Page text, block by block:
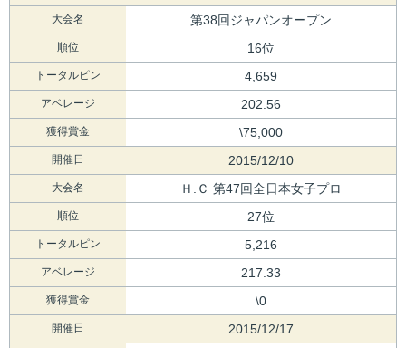
大会名 第38回ジャパンオープン
順位 16位
トータルピン 4,659
アベレージ 202.56
獲得賞金 \75,000
開催日 2015/12/10
大会名 Ｈ.Ｃ 第47回全日本女子プロ
順位 27位
トータルピン 5,216
アベレージ 217.33
獲得賞金 \0
開催日 2015/12/17